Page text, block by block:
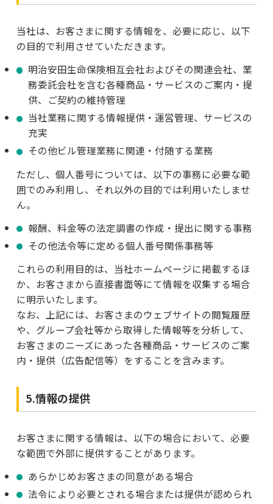
当社は、お客さまに関する情報を、必要に応じ、以下
の目的で利用させていただきます。
明治安田生命保険相互会社およびその関連会社、業
務委託会社を含む各種商品・サービスのご案内・提
供、ご契約の維持管理
当社業務に関する情報提供・運営管理、サービスの
充実
その他ビル管理業務に関連・付随する業務
ただし、個人番号については、以下の事務に必要な範
囲でのみ利用し、それ以外の目的では利用いたしませ
ん。
報酬、料金等の法定調書の作成・提出に関する事務
その他法令等に定める個人番号関係事務等
これらの利用目的は、当社ホームページに掲載するほ
か、お客さまから直接書面等にて情報を収集する場合
に明示いたします。
なお、上記には、お客さまのウェブサイトの閲覧履歴
や、グループ会社等から取得した情報等を分析して、
お客さまのニーズにあった各種商品・サービスのご案
内・提供（広告配信等）をすることを含みます。
5.情報の提供
お客さまに関する情報は、以下の場合において、必要
な範囲で外部に提供することがあります。
あらかじめお客さまの同意がある場合
法令により必要とされる場合または提供が認められ